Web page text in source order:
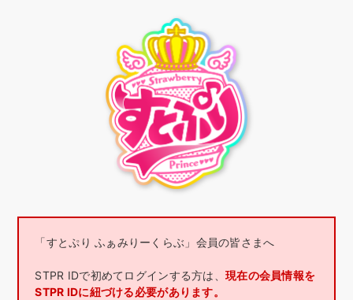
「すとぷり ふぁみりーくらぶ」会員の皆さまへ
STPR IDで初めてログインする方は、 現在の会員情報を
STPR IDに紐づける必要があります。